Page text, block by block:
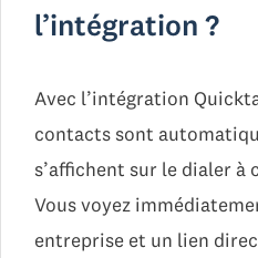
l’intégration ?
Avec l’intégration
contacts sont
s’affichent sur le dialer à
Vous voyez
entreprise et un lien